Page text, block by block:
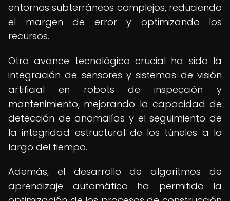
entornos subterráneos complejos, reduciendo
el margen de error y optimizando los
recursos.
Otro avance tecnológico crucial ha sido la
integración de sensores y sistemas de visión
artificial en robots de inspección y
mantenimiento, mejorando la capacidad de
detección de anomalías y el seguimiento de
la integridad estructural de los túneles a lo
largo del tiempo.
Además, el desarrollo de algoritmos de
aprendizaje automático ha permitido la